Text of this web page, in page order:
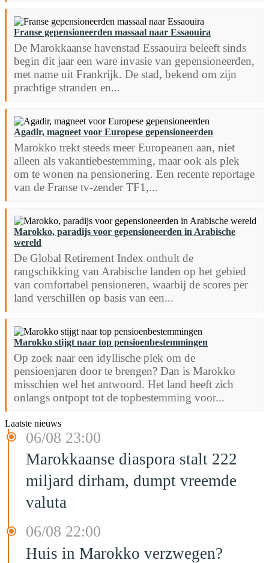
Franse gepensioneerden massaal naar Essaouira
De Marokkaanse havenstad Essaouira beleeft sinds
begin dit jaar een ware invasie van gepensioneerden,
met name uit Frankrijk. De stad, bekend om zijn
prachtige stranden en...
Agadir, magneet voor Europese gepensioneerden
Marokko trekt steeds meer Europeanen aan, niet
alleen als vakantiebestemming, maar ook als plek
om te wonen na pensionering. Een recente reportage
van de Franse tv-zender TF1,...
Marokko, paradijs voor gepensioneerden in Arabische
wereld
De Global Retirement Index onthult de
rangschikking van Arabische landen op het gebied
van comfortabel pensioneren, waarbij de scores per
land verschillen op basis van een...
Marokko stijgt naar top pensioenbestemmingen
Op zoek naar een idyllische plek om de
pensioenjaren door te brengen? Dan is Marokko
misschien wel het antwoord. Het land heeft zich
onlangs ontpopt tot de topbestemming voor...
Laatste nieuws
06/08 23:00
Marokkaanse diaspora stalt 222
miljard dirham, dumpt vreemde
valuta
06/08 22:00
Huis in Marokko verzwegen?